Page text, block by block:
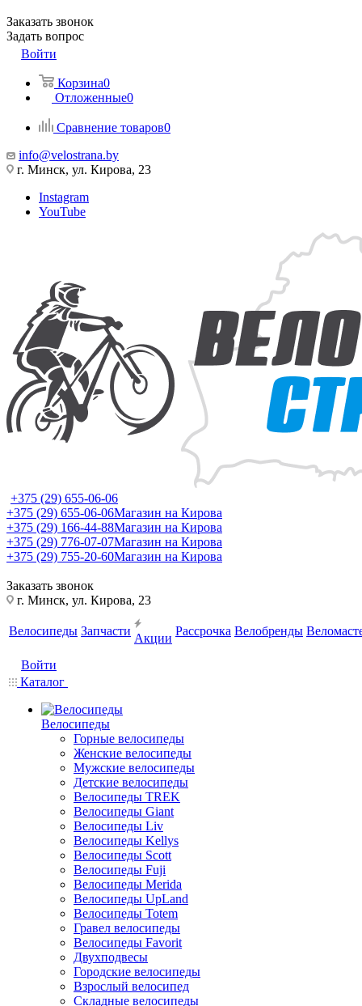
Заказать звонок
Задать вопрос
Войти
Корзина0
Отложенные0
Сравнение товаров0
info@velostrana.by
г. Минск, ул. Кирова, 23
Instagram
YouTube
+375 (29) 655-06-06
+375 (29) 655-06-06Магазин на Кирова
+375 (29) 166-44-88Магазин на Кирова
+375 (29) 776-07-07Магазин на Кирова
+375 (29) 755-20-60Магазин на Кирова
Заказать звонок
г. Минск, ул. Кирова, 23
Велосипеды Запчасти
Акции
Рассрочка Велобренды
Войти
Каталог
Велосипеды
Горные велосипеды
Женские велосипеды
Мужские велосипеды
Детские велосипеды
Велосипеды TREK
Велосипеды Giant
Велосипеды Liv
Велосипеды Kellys
Велосипеды Scott
Велосипеды Fuji
Велосипеды Merida
Велосипеды UpLand
Велосипеды Totem
Гравел велосипеды
Велосипеды Favorit
Двухподвесы
Городские велосипеды
Взрослый велосипед
Складные велосипеды